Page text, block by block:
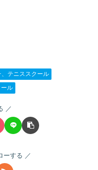
テニススクール
ル
ーする